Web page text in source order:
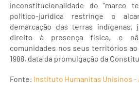
inconstitucionalidade do “marco
político-jurídica restringe o
demarcação das terras
direito à presença física, e
comunidades nos seus territórios
1988, data da promulgação da
Fonte: Instituto Humanitas Unisinos -